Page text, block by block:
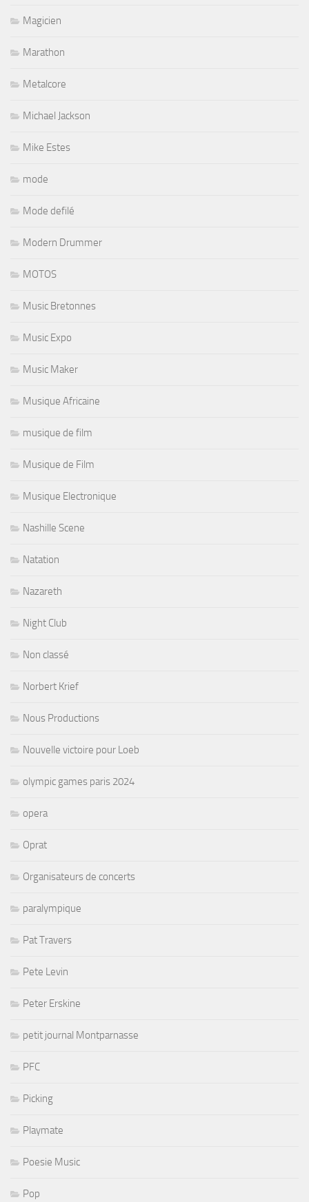
Magicien
Marathon
Metalcore
Michael Jackson
Mike Estes
mode
Mode defilé
Modern Drummer
MOTOS
Music Bretonnes
Music Expo
Music Maker
Musique Africaine
musique de film
Musique de Film
Musique Electronique
Nashille Scene
Natation
Nazareth
Night Club
Non classé
Norbert Krief
Nous Productions
Nouvelle victoire pour Loeb
olympic games paris 2024
opera
Oprat
Organisateurs de concerts
paralympique
Pat Travers
Pete Levin
Peter Erskine
petit journal Montparnasse
PFC
Picking
Playmate
Poesie Music
Pop